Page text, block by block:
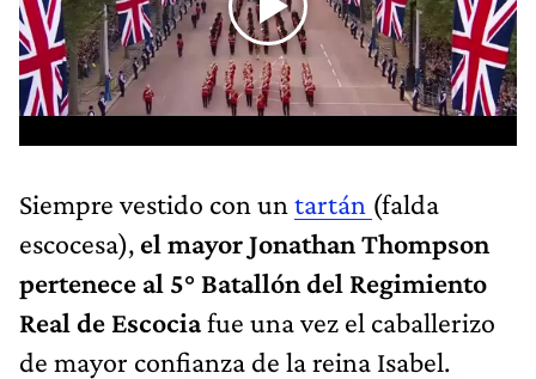
Siempre vestido con un tartán (falda
escocesa), el mayor Jonathan Thompson
pertenece al 5° Batallón del Regimiento
Real de Escociafue una vez el caballerizo
de mayor confianza de la reina Isabel.